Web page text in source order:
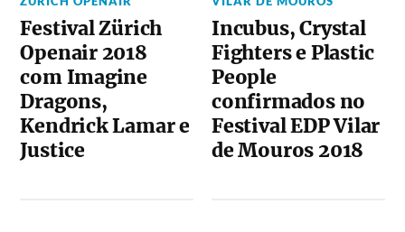
Festival Zürich
Openair 2018
com Imagine
Dragons,
Kendrick Lamar e
Justice
Incubus, Crystal
Fighters e Plastic
People
confirmados no
Festival EDP Vilar
de Mouros 2018